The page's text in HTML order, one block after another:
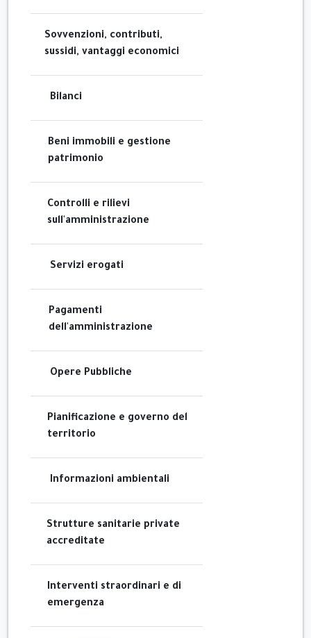
Sovvenzioni, contributi,
sussidi, vantaggi economici
Bilanci
Beni immobili e gestione
patrimonio
Controlli e rilievi
sull'amministrazione
Servizi erogati
Pagamenti
dell'amministrazione
Opere Pubbliche
Pianificazione e governo del
territorio
Informazioni ambientali
Strutture sanitarie private
accreditate
Interventi straordinari e di
emergenza